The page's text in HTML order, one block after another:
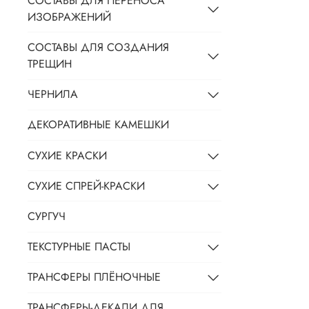
ИЗОБРАЖЕНИЙ
СОСТАВЫ ДЛЯ СОЗДАНИЯ
ТРЕЩИН
ЧЕРНИЛА
ДЕКОРАТИВНЫЕ КАМЕШКИ
СУХИЕ КРАСКИ
СУХИЕ СПРЕЙ-КРАСКИ
СУРГУЧ
ТЕКСТУРНЫЕ ПАСТЫ
ТРАНСФЕРЫ ПЛЁНОЧНЫЕ